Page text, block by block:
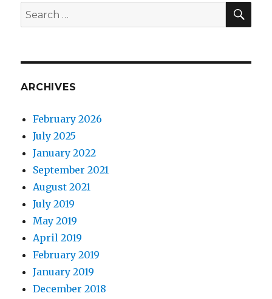
脸
大
自
连
法
眼
皮
培
酒
窝
形
术
私
密
Search
for:
ARCHIVES
February 2026
July 2025
January 2022
September 2021
August 2021
July 2019
May 2019
April 2019
February 2019
January 2019
December 2018